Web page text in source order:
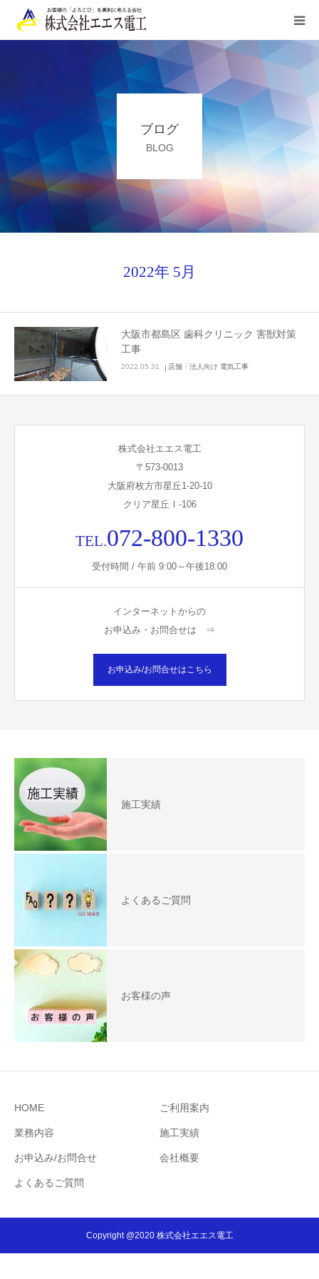
ブログ
BLOG
2022年 5月
大阪市都島区 歯科クリニック 害獣対策
工事
2022.05.31 店舗・法人向け 電気工事
株式会社エエス電工
〒573-0013
大阪府枚方市星丘1-20-10
クリア星丘Ⅰ-106
TEL.072-800-1330
受付時間 / 午前 9:00～午後18:00
インターネットからの
お申込み・お問合せは ⇒
お申込み/お問合せはこちら
施工実績
よくあるご質問
お客様の声
HOME ご利用案内
業務内容 施工実績
お申込み/お問合せ 会社概要
よくあるご質問
Copyright @2020 株式会社エエス電工
業務内容
施工実績
お申込み/お問合せ